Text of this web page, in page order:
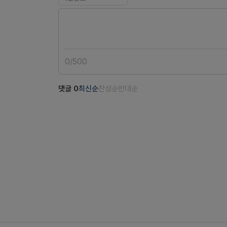
0/500
댓글 0최신순찬성순반대순